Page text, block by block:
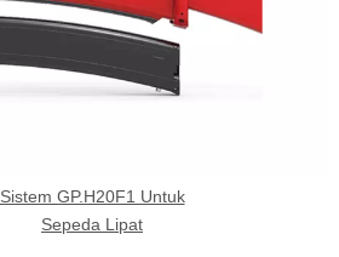
Sistem GP.H20F1 Untuk
Sepeda Lipat